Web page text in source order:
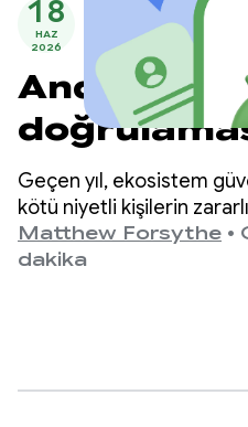
18
HAZ
2026
Android
daha
ekosistem
Geçen yıl, ekosistem
kötü niyetli kişilerin
için anonimliğin arkasına
amacıyla Android
Matthew Forsythe •
dakika